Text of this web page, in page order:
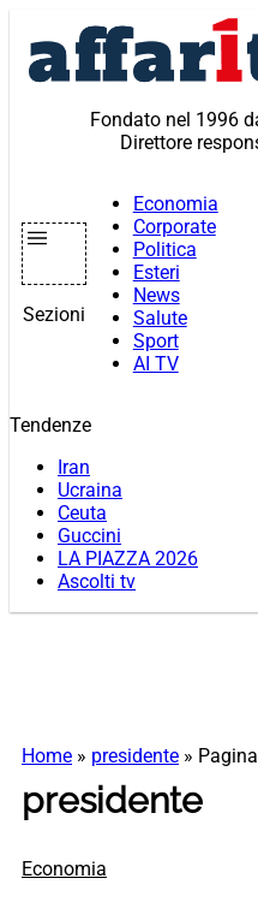
contenuto
Fondato nel 1996
Direttore
Sezioni
Economia
Corporate
Politica
Esteri
News
Salute
Sport
AI TV
Tendenze
Iran
Ucraina
Ceuta
Guccini
LA PIAZZA 2026
Ascolti tv
Home » presidente »
presidente
Economia